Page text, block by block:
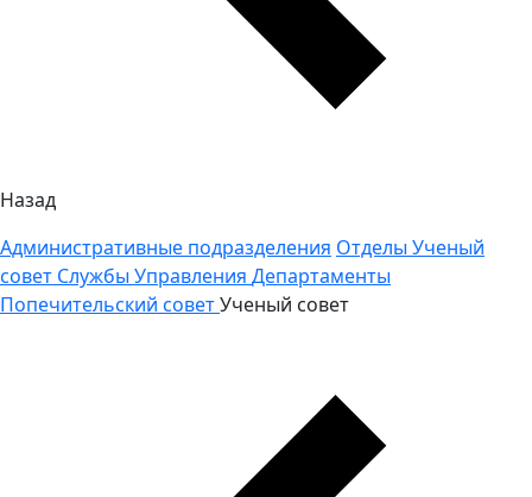
Назад
Административные подразделения Отделы Ученый
совет Службы Управления Департаменты
Попечительский советУченый совет